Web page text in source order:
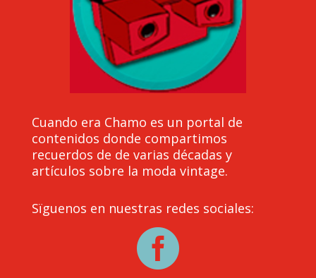
Cuando era Chamo es un portal de
contenidos donde compartimos
recuerdos de de varias décadas y
artículos sobre la moda vintage.
Sïguenos en nuestras redes sociales:
